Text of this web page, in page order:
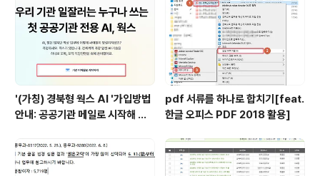
문 이미지를 생성한 뒤 Google Drive에 올렸습니다. 티
스토리에 바로 발행하지 않고 사용자가 붙여넣어 검토할
'(가칭) 경북형 웍스 AI '가입방법
안내: 공공기관 메일로 시작해 나
pdf 서류를 하나로 합치기[feat.
한글 오피스 PDF 2018 활용]